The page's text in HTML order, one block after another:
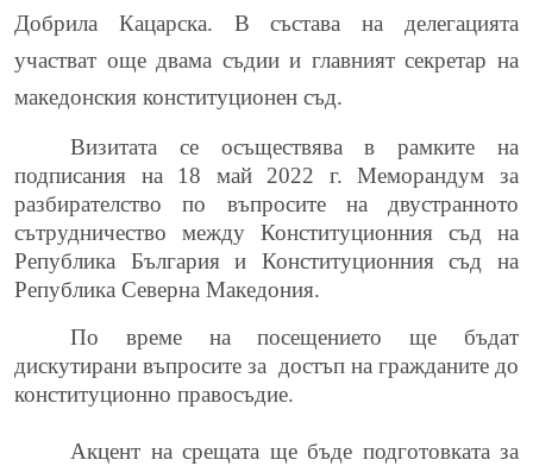
Добрила Кацарска. В състава на делегацията
участват още двама съдии и главният секретар на
македонския конституционен съд.
Визитата се осъществява в рамките на
подписания на 18 май 2022 г. Меморандум за
разбирателство по въпросите на двустранното
сътрудничество между Конституционния съд на
Република България и Конституционния съд на
Република Северна Македония.
По време на посещението ще бъдат
дискутирани въпросите за достъп на гражданите до
конституционно правосъдие.
Акцент на срещата ще бъде подготовката за